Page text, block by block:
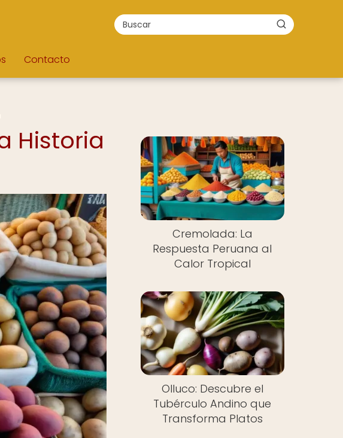
Contacto
Historia
Cremolada: La
Respuesta Peruana al
Calor Tropical
Olluco: Descubre el
Tubérculo Andino que
Transforma Platos